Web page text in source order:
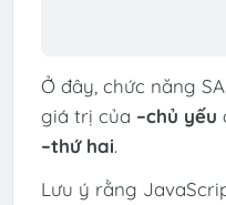
Ở đây, chức năng
giá trị của –chủ yếu
–thứ hai.
Lưu ý rằng